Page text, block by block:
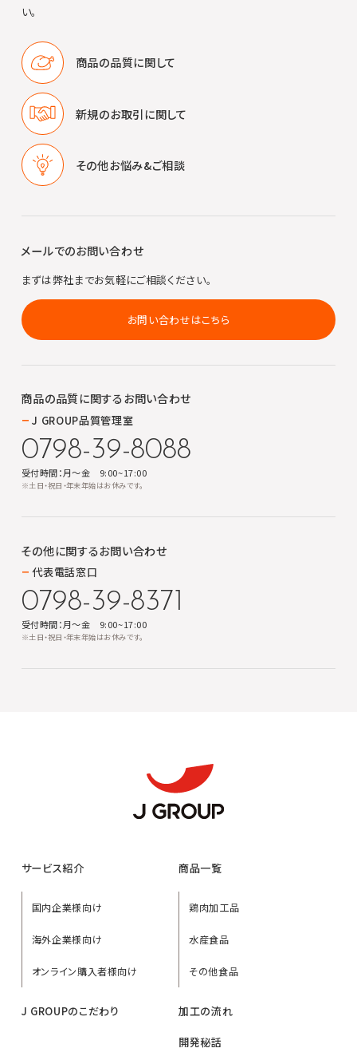
い。
商品の品質に関して
新規のお取引に関して
その他お悩み&ご相談
メールでのお問い合わせ
まずは弊社までお気軽にご相談ください。
お問い合わせはこちら
商品の品質に関するお問い合わせ
J GROUP品質管理室
0798-39-8088
受付時間：月～金 9:00~17:00
※土日・祝日・年末年始はお休みです。
その他に関するお問い合わせ
代表電話窓口
0798-39-8371
受付時間：月～金 9:00~17:00
※土日・祝日・年末年始はお休みです。
サービス紹介
国内企業様向け
海外企業様向け
オンライン購入者様向け
J GROUPのこだわり
商品一覧
鶏肉加工品
水産食品
その他食品
加工の流れ
開発秘話